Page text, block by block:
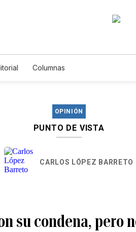
Columnas
OPINIÓN
PUNTO DE VISTA
CARLOS LÓPEZ BARRETO
su condena, pero